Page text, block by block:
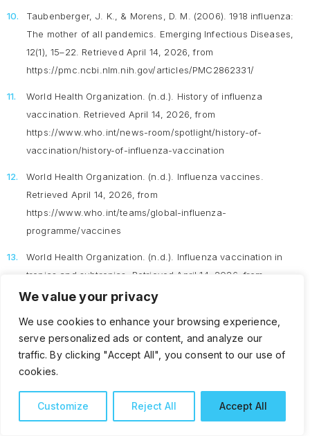
We value your privacy
We use cookies to enhance your browsing experience,
serve personalized ads or content, and analyze our
traffic. By clicking "Accept All", you consent to our use of
cookies.
Customize Reject All Accept All
Taubenberger, J. K., & Morens, D. M. (2006). 1918 influenza:
The mother of all pandemics. Emerging Infectious Diseases,
12(1), 15–22. Retrieved April 14, 2026, from
https://pmc.ncbi.nlm.nih.gov/articles/PMC2862331/
World Health Organization. (n.d.). History of influenza
vaccination . Retrieved April 14, 2026, from
https://www.who.int/news-room/spotlight/history-of-
vaccination/history-of-influenza-vaccination
World Health Organization. (n.d.). Influenza vaccines
Retrieved April 14, 2026, from
https://www.who.int/teams/global-influenza-
programme/vaccines
World Health Organization. (n.d.). Influenza vaccination in
tropics and subtropics. Retrieved April 14, 2026, from
https://www.who.int/teams/global-influenza-
Published:30 April 2025
Last updated: